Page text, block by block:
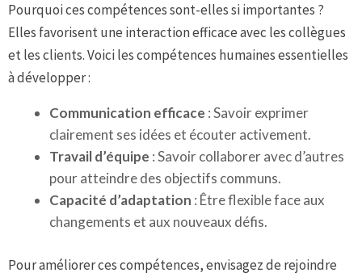
Pourquoi ces compétences sont-elles si importantes ?
Elles favorisent une interaction efficace avec les collègues
et les clients. Voici les compétences humaines essentielles
à développer :
Communication efficace : Savoir exprimer
clairement ses idées et écouter activement.
Travail d’équipe : Savoir collaborer avec d’autres
pour atteindre des objectifs communs.
Capacité d’adaptation : Être flexible face aux
changements et aux nouveaux défis.
Pour améliorer ces compétences, envisagez de rejoindre